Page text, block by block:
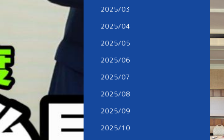
2025/03
2025/04
2025/05
2025/06
2025/07
2025/08
2025/09
2025/10